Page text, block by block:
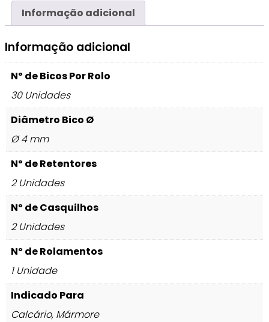
Informação adicional
Informação adicional
Nº de Bicos Por Rolo
30 Unidades
Diâmetro Bico Ø
Ø 4 mm
Nº de Retentores
2 Unidades
Nº de Casquilhos
2 Unidades
Nº de Rolamentos
1 Unidade
Indicado Para
Calcário, Mármore